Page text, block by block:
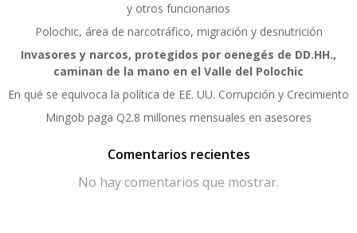
y otros funcionarios
Polochic, área de narcotráfico, migración y desnutrición
Invasores y narcos, protegidos por oenegés de DD.HH.,
caminan de la mano en el Valle del Polochic
En qué se equivoca la política de EE. UU. Corrupción y Crecimiento
Mingob paga Q2.8 millones mensuales en asesores
Comentarios recientes
No hay comentarios que mostrar.